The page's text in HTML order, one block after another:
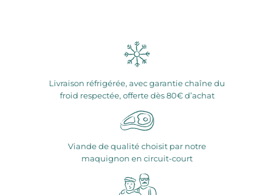
Livraison réfrigérée, avec garantie chaîne du
froid respectée, offerte dès 80€ d’achat
Viande de qualité choisit par notre
maquignon en circuit-court